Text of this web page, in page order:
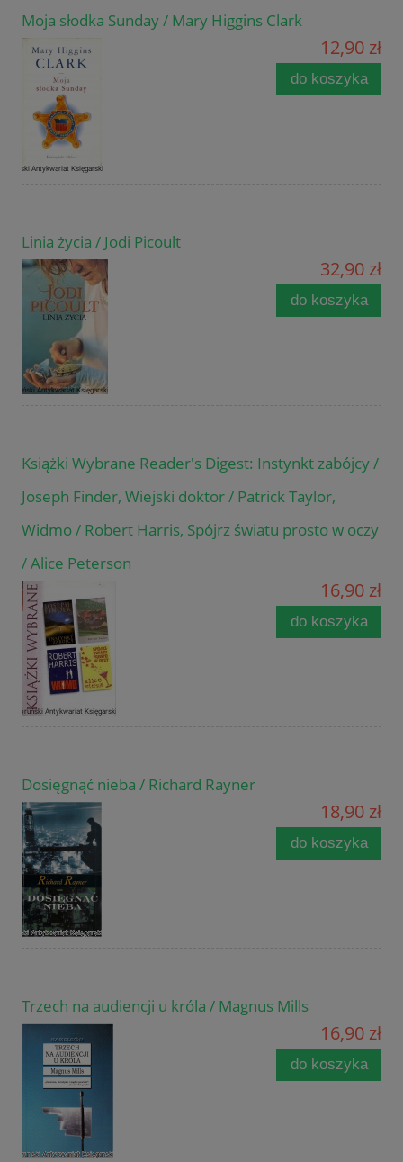
Moja słodka Sunday / Mary Higgins Clark
12,90 zł
do koszyka
Linia życia / Jodi Picoult
32,90 zł
do koszyka
Książki Wybrane Reader's Digest: Instynkt zabójcy /
Joseph Finder, Wiejski doktor / Patrick Taylor,
Widmo / Robert Harris, Spójrz światu prosto w oczy
/ Alice Peterson
16,90 zł
do koszyka
Dosięgnąć nieba / Richard Rayner
18,90 zł
do koszyka
Trzech na audiencji u króla / Magnus Mills
16,90 zł
do koszyka